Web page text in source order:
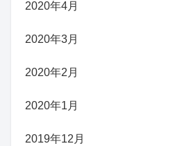
2020年4月
2020年3月
2020年2月
2020年1月
2019年12月